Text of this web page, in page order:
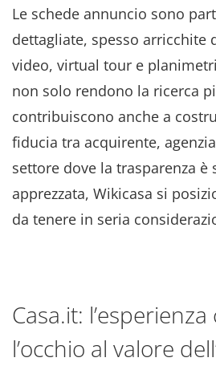
Le schede annuncio sono
dettagliate, spesso arricchite
video, virtual tour e
non solo rendono la ricerca
contribuiscono anche a
fiducia tra acquirente,
settore dove la trasparenza è
apprezzata, Wikicasa si
da tenere in seria
Casa.it:
l’occhio al valore